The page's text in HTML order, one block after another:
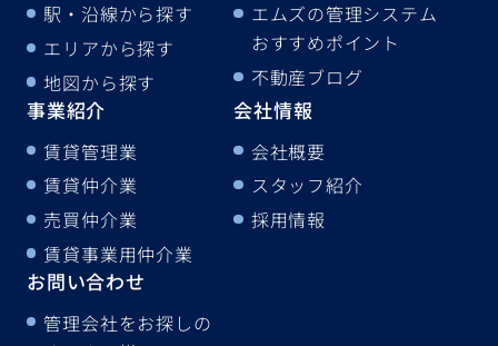
駅・沿線から探す
エリアから探す
地図から探す
エムズの管理システム
おすすめポイント
不動産ブログ
事業紹介
賃貸管理業
賃貸仲介業
売買仲介業
賃貸事業用仲介業
会社情報
会社概要
スタッフ紹介
採用情報
お問い合わせ
管理会社をお探しの